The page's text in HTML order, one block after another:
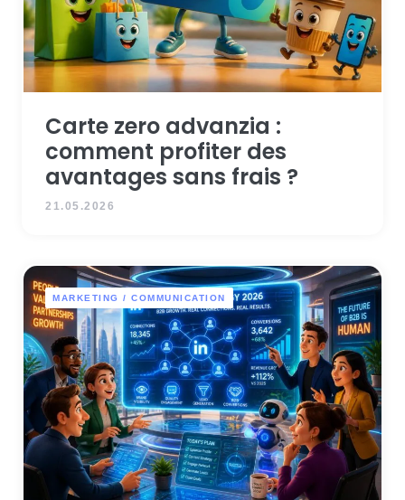
Carte zero advanzia :
comment profiter des
avantages sans frais ?
21.05.2026
MARKETING / COMMUNICATION